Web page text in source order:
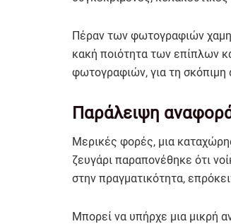
Πέραν των φωτογραφιών
κακή ποιότητα των επίπλων
φωτογραφιών, για τη
Παράλειψη
Μερικές φορές, μια
ζευγάρι παραπονέθηκε ότι
στην πραγματικότητα,
Μπορεί να υπήρχε μια μικρή